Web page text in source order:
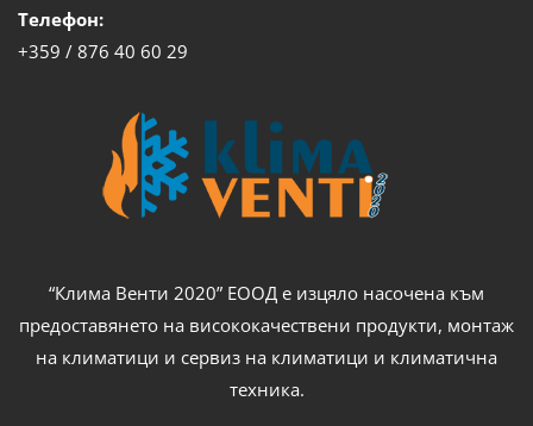
Телефон:
+359 / 876 40 60 29
“Клима Венти 2020” ЕООД е изцяло насочена към
предоставянето на висококачествени продукти, монтаж
на климатици и сервиз на климатици и климатична
техника.